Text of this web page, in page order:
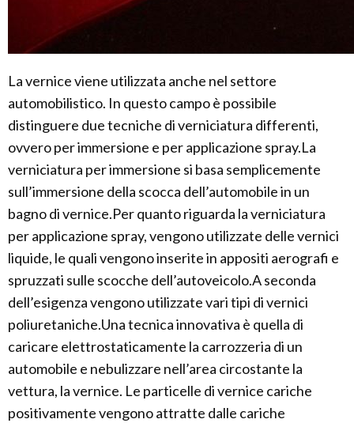
La vernice viene utilizzata anche nel settore
automobilistico. In questo campo è possibile
distinguere due tecniche di verniciatura differenti,
ovvero per immersione e per applicazione spray.La
verniciatura per immersione si basa semplicemente
sull’immersione della scocca dell’automobile in un
bagno di vernice.Per quanto riguarda la verniciatura
per applicazione spray, vengono utilizzate delle vernici
liquide, le quali vengono inserite in appositi aerografi e
spruzzati sulle scocche dell’autoveicolo.A seconda
dell’esigenza vengono utilizzate vari tipi di vernici
poliuretaniche.Una tecnica innovativa è quella di
caricare elettrostaticamente la carrozzeria di un
automobile e nebulizzare nell’area circostante la
vettura, la vernice. Le particelle di vernice cariche
positivamente vengono attratte dalle cariche